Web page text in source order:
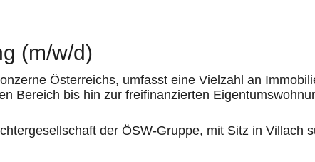
(m/w/d)
Österreichs, umfasst eine Vielzahl an
Bereich bis hin zur freifinanzierten
der ÖSW-Gruppe, mit Sitz in Villach